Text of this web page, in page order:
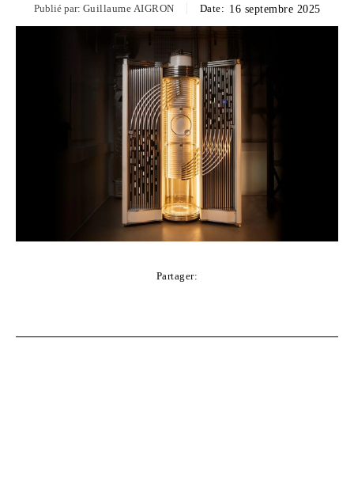
Publié par: Guillaume AIGRON Date: 16 septembre 2025
Partager: